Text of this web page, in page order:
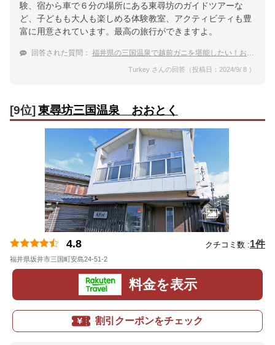
験、宿から車で６分の場所にある東尋坊のガイドツアーな
ど、子どもも大人も楽しめる体験教室、アクティビティも豊
富に用意されています。最高の旅行ができますよ。
回答された質問： 福井県の三国温泉で越前ガニを堪能したい！おすすめ宿は？
Turkey さんの回答（投稿日：2024/9/ 8 ）
[9位] 東尋坊三国温泉 おおとく
4.8 クチコミ数 :1件
福井県坂井市三国町安島24-51-2
料金を表示
割引クーポンをチェック